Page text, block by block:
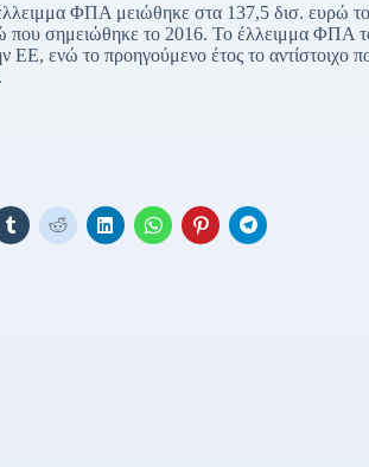
έλλειμμα ΦΠΑ μειώθηκε στα 137,5 δισ. ευρώ
που σημειώθηκε το 2016. Το έλλειμμα ΦΠΑ
ενώ το προηγούμενο έτος το αντίστοιχο